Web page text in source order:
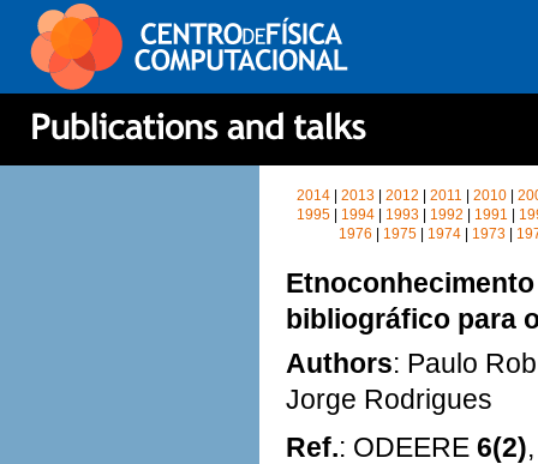
2014 |2013 |2012 |2011 |2010 |
1995| 1994| 1993| 1992 1991
1976
1975 1974 1973
bibliográfico para
Authors: Paulo
Jorge Rodrigues
Ref.: ODEERE 6(2)